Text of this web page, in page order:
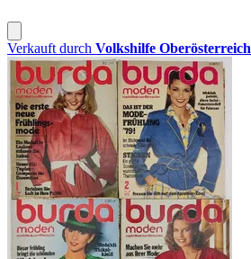
Verkauft durch Volkshilfe Oberösterreich